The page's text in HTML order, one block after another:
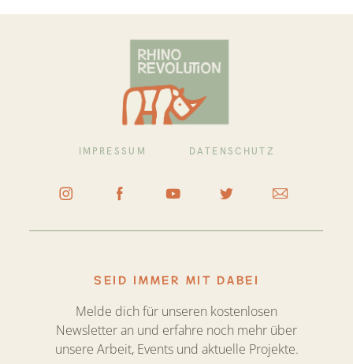
SEID IMMER MIT DABEI
Melde dich für unseren kostenlosen
Newsletter an und erfahre noch mehr über
unsere Arbeit, Events und aktuelle Projekte.
IMPRESSUM DATENSCHUTZ